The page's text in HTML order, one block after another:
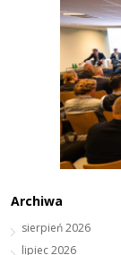
Archiwa
sierpień 2026
lipiec 2026